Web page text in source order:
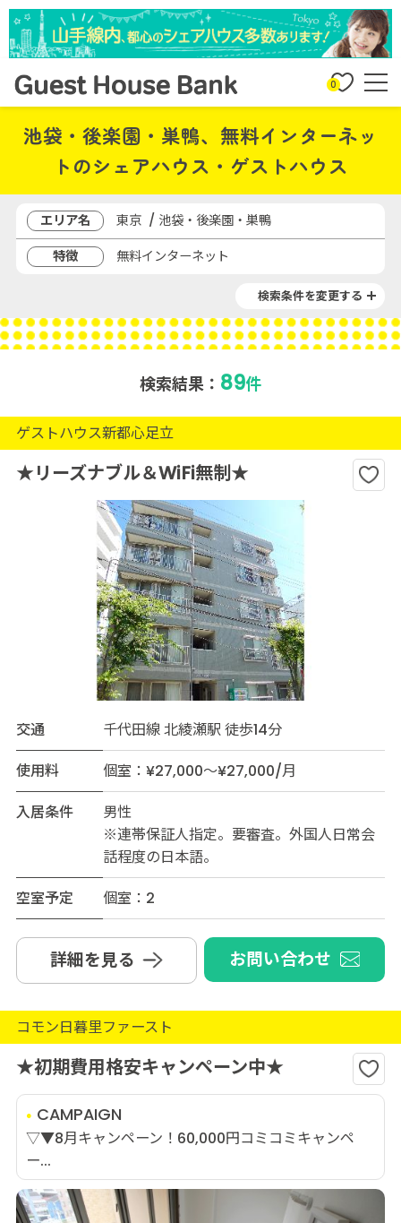
0
池袋・後楽園・巣鴨、無料インターネッ
トのシェアハウス・ゲストハウス
エリア名
東京 / 池袋・後楽園・巣鴨
特徴
無料インターネット
検索条件を変更する
検索結果： 89件
ゲストハウス新都心足立
★リーズナブル＆WiFi無制★
交通
千代田線 北綾瀬駅 徒歩14分
使用料
個室：¥27,000～¥27,000/月
入居条件
男性
※連帯保証人指定。要審査。外国人日常会
話程度の日本語。
空室予定
個室：2
詳細を見る お問い合わせ
コモン日暮里ファースト
★初期費用格安キャンペーン中★
CAMPAIGN
▽▼8月キャンペーン！60,000円コミコミキャンペ
ー...